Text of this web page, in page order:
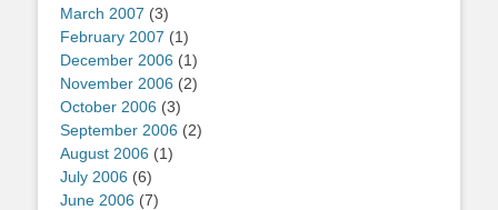
March 2007 (3)
February 2007 (1)
December 2006 (1)
November 2006 (2)
October 2006 (3)
September 2006 (2)
August 2006 (1)
July 2006 (6)
June 2006 (7)